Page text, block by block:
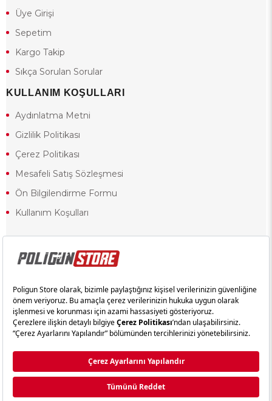
Üye Girişi
Sepetim
Kargo Takip
Sıkça Sorulan Sorular
KULLANIM KOŞULLARI
Aydınlatma Metni
Gizlilik Politikası
Çerez Politikası
Mesafeli Satış Sözleşmesi
Ön Bilgilendirme Formu
Kullanım Koşulları
18 yaşından küçük olduğunuz halde siteye girerseniz ve mesafeli satış
kısıtlamalardan dolayı oluşabilecek herhangi bir durumda doğacak yasal
sorumluluk ve yükümlülükler tamamen tarafınıza ait olacak ve cezai
Yasa gereği 18 yaşından küçük olanların sitemizi görüntülemesi ve
alışveriş yapmaları yasaktır. Konuyla ilgili olarak site kullanım
sözleşmemimizi okuyabilirsiniz.
Ticimax Tarafından Hazırlanmıştır.